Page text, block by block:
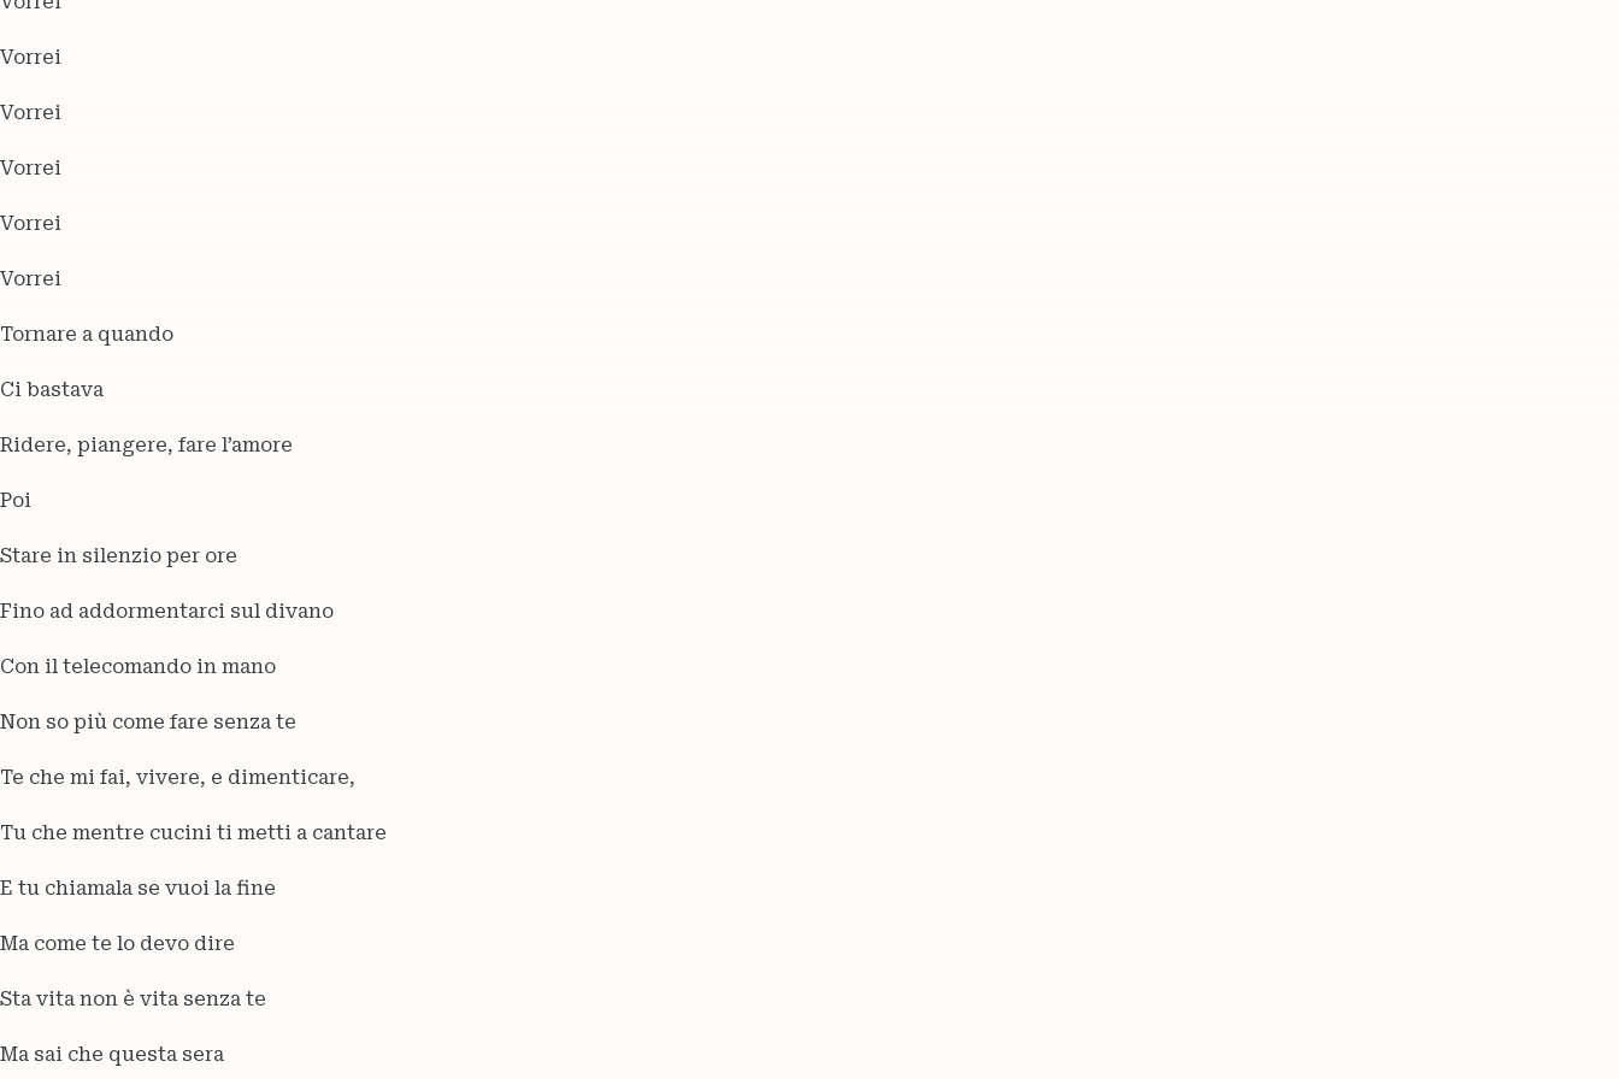
Vorrei
Vorrei
Vorrei
Vorrei
Vorrei
Tornare a quando
Ci bastava
Ridere, piangere, fare l’amore
Poi
Stare in silenzio per ore
Fino ad addormentarci sul divano
Con il telecomando in mano
Non so più come fare senza te
Te che mi fai, vivere, e dimenticare,
Tu che mentre cucini ti metti a cantare
E tu chiamala se vuoi la fine
Ma come te lo devo dire
Sta vita non è vita senza te
Ma sai che questa sera